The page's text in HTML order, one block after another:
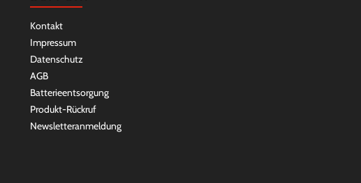
Kontakt
Impressum
Datenschutz
AGB
Batterieentsorgung
Produkt-Rückruf
Newsletteranmeldung